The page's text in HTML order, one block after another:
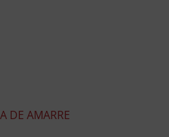
DE AMARRE